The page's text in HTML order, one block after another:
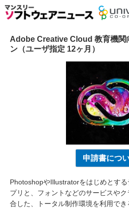
Adobe Creative Cloud 教育機関
ン（ユーザ指定 12ヶ月）
申請書につ
PhotoshopやIllustratorをはじめとす
プリと、フォントなどのサービスや
合した、トータル制作環境を利用で